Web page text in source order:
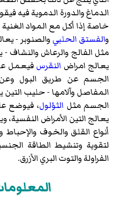
الدماغ والدورة الدموية فيه
خاصة إذا أكل مع المواد
والفستق الحلبي والصنوبر -
مثل الفالج والرعاش والنشاف
يعالج امراض النقرس فيعمل
الجسم عن طريق البول
المفاصل وآلامها - حليب
الجسم مثل الثؤلول، فيوضع
يعالج التين الأمراض النفسية،
أنواع القلق والخوف والإحباط
لتقوية وتنشيط الطاقة
الفراولة والتوت البري الأزرق.